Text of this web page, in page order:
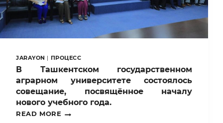
JARAYON | ПРОЦЕСС
В Ташкентском государственном
аграрном университете состоялось
совещание, посвящённое началу
нового учебного года.
READ MORE
В